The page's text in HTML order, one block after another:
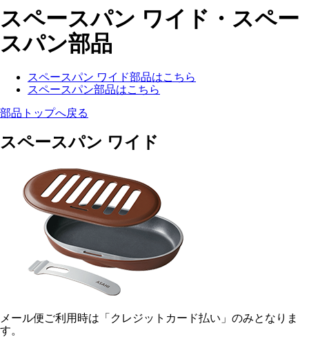
スペースパン ワイド・ スペー
スパン部品
スペースパン ワイド部品はこちら
スペースパン部品はこちら
部品トップへ戻る
スペースパン ワイド
メール便ご利用時は「クレジットカード払い」のみとなりま
す。